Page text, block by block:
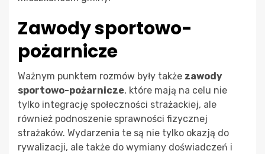
Zawody sportowo-
pożarnicze
Ważnym punktem rozmów były także zawody
sportowo-pożarnicze, które mają na celu nie
tylko integrację społeczności strażackiej, ale
również podnoszenie sprawności fizycznej
strażaków. Wydarzenia te są nie tylko okazją do
rywalizacji, ale także do wymiany doświadczeń i